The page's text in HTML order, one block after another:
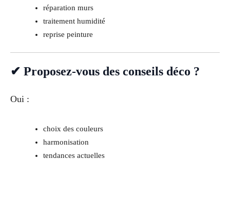
réparation murs
traitement humidité
reprise peinture
✔ Proposez-vous des conseils déco ?
Oui :
choix des couleurs
harmonisation
tendances actuelles